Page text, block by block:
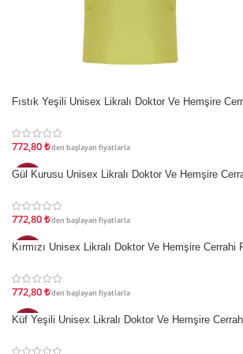
İndirim
Fıstık Yeşili Unisex Likralı Doktor Ve Hemşire
772,80₺'den başlayan fiyatlarla
İndirim
Gül Kurusu Unisex Likralı Doktor Ve Hemşire
772,80₺'den başlayan fiyatlarla
İndirim
Kırmızı Unisex Likralı Doktor Ve Hemşire Cerrahi
772,80₺'den başlayan fiyatlarla
İndirim
Küf Yeşili Unisex Likralı Doktor Ve Hemşire